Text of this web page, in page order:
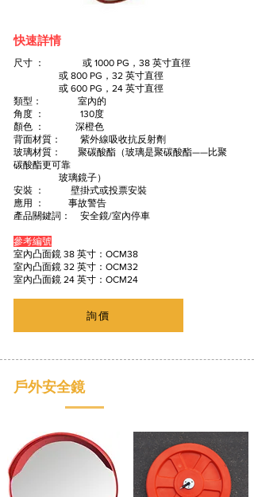
快速詳情
尺寸 ： 或 1000 PG，38 英寸直徑
或 800 PG，32 英寸直徑
或 600 PG，24 英寸直徑
類型： 室內的
角度 ： 130度
顏色 ： 深橙色
背面材質： 紫外線吸收抗反射劑
玻璃材質： 聚碳酸酯（玻璃是聚碳酸酯——比聚
碳酸酯更可靠
玻璃鏡子）
安裝 ： 壁掛式或投票安裝
應用 ： 事故警告
產品關鍵詞： 安全鏡/室內停車
參考編號
室內凸面鏡 38 英寸：OCM38
室內凸面鏡 32 英寸：OCM32
室內凸面鏡 24 英寸：OCM24
詢價
戶外安全鏡